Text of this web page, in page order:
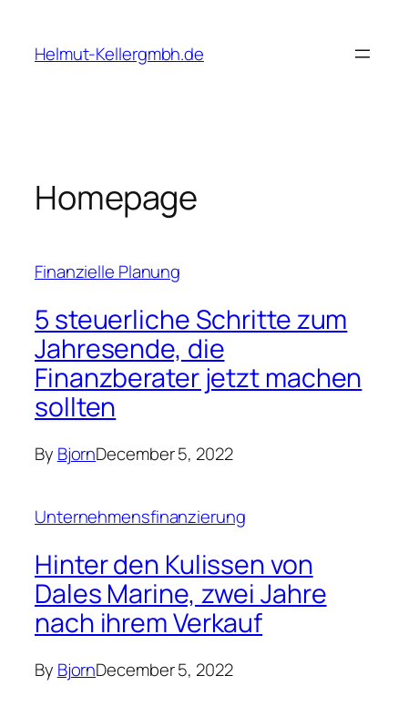
content
Helmut-Kellergmbh.de
Homepage
Finanzielle Planung
5 steuerliche Schritte zum
Jahresende, die
Finanzberater jetzt machen
sollten
By BjornDecember 5, 2022
Unternehmensfinanzierung
Hinter den Kulissen von
Dales Marine, zwei Jahre
nach ihrem Verkauf
By BjornDecember 5, 2022